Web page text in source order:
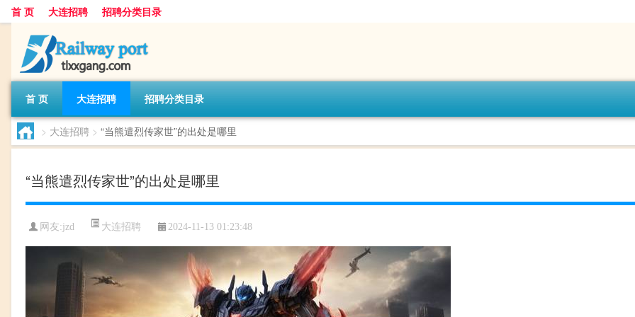
首 页 大连招聘 招聘分类目录
首 页 大连招聘 招聘分类目录
> 大连招聘 > “当熊遣烈传家世”的出处是哪里
“当熊遣烈传家世”的出处是哪里
网友:jzd 大连招聘 2024-11-13 01:23:48